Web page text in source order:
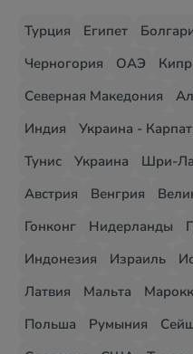
Турция Египет
Черногория
ОАЭ Кипр
Северная Македония
Индия
Украина -
Тунис
Украина Шри-
Австрия
Венгрия
Гонконг
Нидерланды
Индонезия
Израиль
Латвия
Мальта
Польша
Румыния